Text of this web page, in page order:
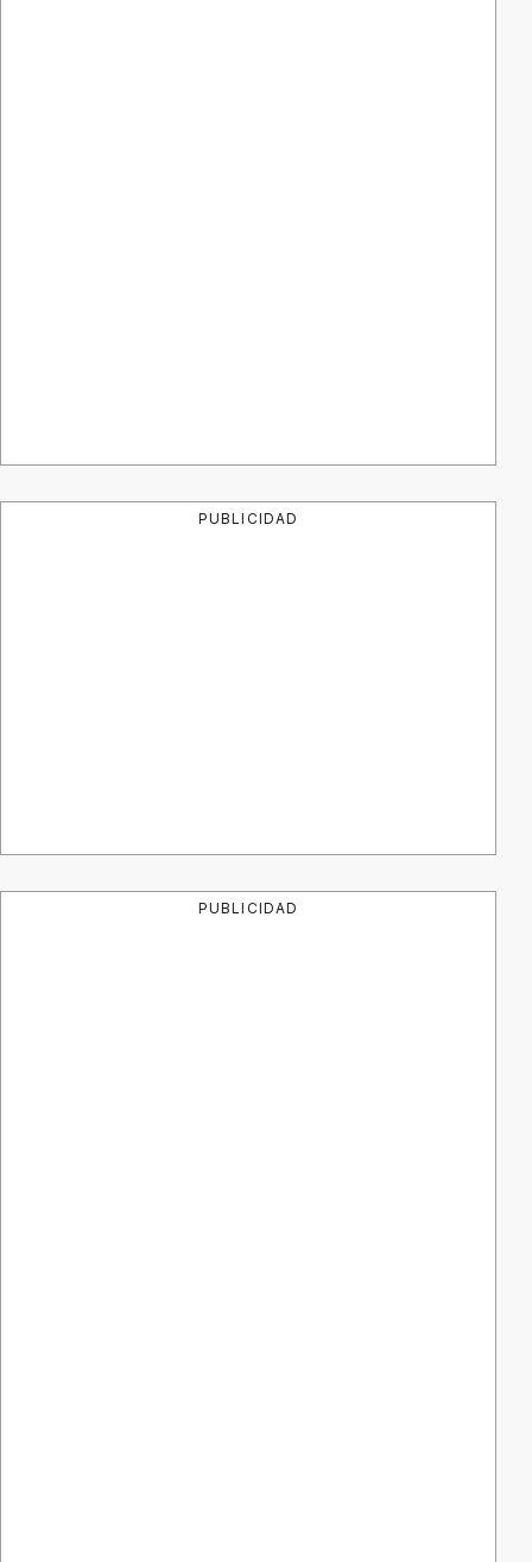
PUBLICIDAD
PUBLICIDAD